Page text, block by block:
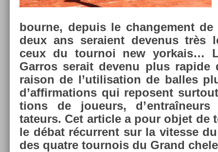
bour­ne, de­puis le chan­ge­ment
deux ans seraient de­venus très
ceux du tour­noi new yor­kais…
Garros serait de­venu plus rapide
raison de l’utilisa­tion de bal­les
d’af­firma­tions qui re­posent
tions de joueurs,
tateurs. Cet ar­ticle a pour objet de
le débat récur­rent sur la vites­se
des quat­re tour­nois du Grand